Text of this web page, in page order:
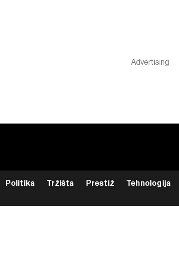
Politika Tržišta Prestiž Tehnologija